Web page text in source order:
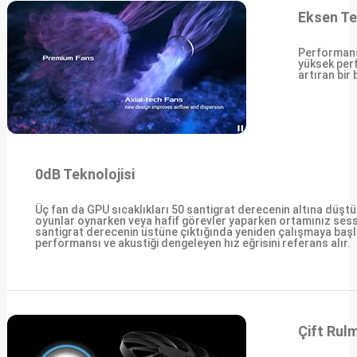
Eksen
yüksek
artıran bir
0dB Teknolojisi
Üç fan da GPU sıcaklıkları 50 santigrat derecenin altına
oyunlar oynarken veya hafif görevler yaparken ortamınız
santigrat derecenin üstüne çıktığında yeniden çalışmaya
performansı ve akustiği dengeleyen hız eğrisini referans alır.
Çift